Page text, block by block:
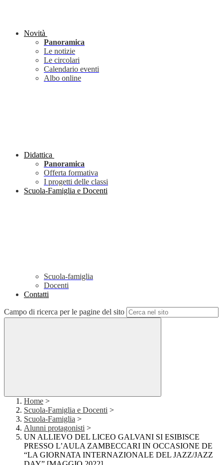
Novità
Panoramica
Le notizie
Le circolari
Calendario eventi
Albo online
Didattica
Panoramica
Offerta formativa
I progetti delle classi
Scuola-Famiglia e Docenti
Scuola-famiglia
Docenti
Contatti
Campo di ricerca per le pagine del sito
Home >
Scuola-Famiglia e Docenti >
Scuola-Famiglia >
Alunni protagonisti >
UN ALLIEVO DEL LICEO GALVANI SI ESIBISCE
PRESSO L’AULA ZAMBECCARI IN OCCASIONE DE
“LA GIORNATA INTERNAZIONALE DEL JAZZ/JAZZ